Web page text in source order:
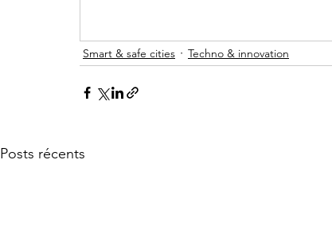
Smart & safe cities Techno & innovation
Posts récents